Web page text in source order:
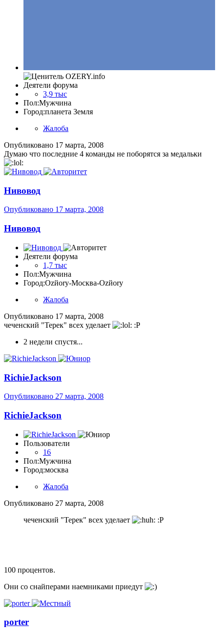
Деятели форума
3,9 тыс
Пол:Мужчина
Город:планета Земля
Жалоба
Опубликовано 17 марта, 2008
Думаю что последние 4 команды не поборятся за медальки
Нивовод
Опубликовано 17 марта, 2008
Нивовод
Деятели форума
1,7 тыс
Пол:Мужчина
Город:Ozйоry-Москва-Ozйоry
Жалоба
Опубликовано 17 марта, 2008
чеченский "Терек" всех уделает
:P
2 недели спустя...
RichieJackson
Опубликовано 27 марта, 2008
RichieJackson
Пользователи
16
Пол:Мужчина
Город:москва
Жалоба
Опубликовано 27 марта, 2008
чеченский "Терек" всех уделает
:P
100 процентов.
Они со снайперами наемниками приедут
porter